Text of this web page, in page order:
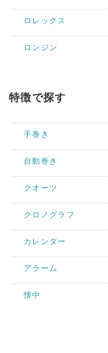
ロレックス
ロンジン
特徴で探す
手巻き
自動巻き
クオーツ
クロノグラフ
カレンダー
アラーム
懐中